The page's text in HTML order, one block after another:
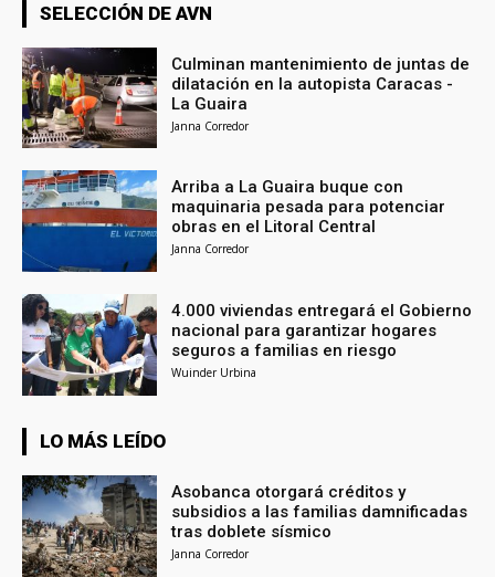
SELECCIÓN DE AVN
Culminan mantenimiento de juntas de
dilatación en la autopista Caracas -
La Guaira
Janna Corredor
Arriba a La Guaira buque con
maquinaria pesada para potenciar
obras en el Litoral Central
Janna Corredor
4.000 viviendas entregará el Gobierno
nacional para garantizar hogares
seguros a familias en riesgo
Wuinder Urbina
LO MÁS LEÍDO
Asobanca otorgará créditos y
subsidios a las familias damnificadas
tras doblete sísmico
Janna Corredor